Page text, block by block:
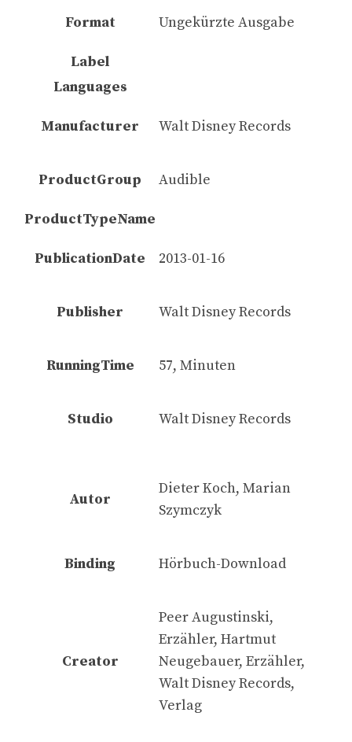
Format Ungekürzte Ausgabe
Label
Languages
Manufacturer Walt Disney Records
ProductGroup Audible
ProductTypeName
PublicationDate 2013-01-16
Publisher Walt Disney Records
RunningTime 57, Minuten
Studio Walt Disney Records
Autor
Dieter Koch, Marian
Szymczyk
Binding Hörbuch-Download
Creator
Peer Augustinski,
Erzähler, Hartmut
Neugebauer, Erzähler,
Walt Disney Records,
Verlag